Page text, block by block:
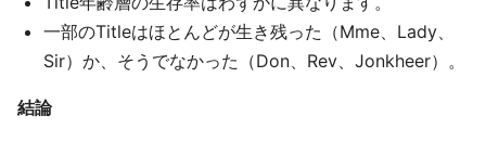
一部のTitleはほとんどが生き残った（Mme、Lady、
Sir）か、そうでなかった（Don、Rev、Jonkheer）。
結論